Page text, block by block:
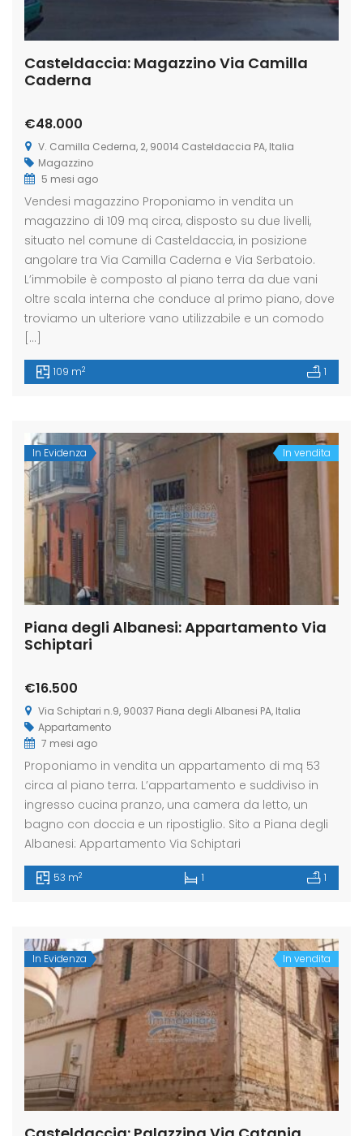
Casteldaccia: Magazzino Via Camilla
Caderna
€48.000
V. Camilla Cederna, 2, 90014 Casteldaccia PA, Italia
Magazzino
5 mesi ago
Vendesi magazzino Proponiamo in vendita un
magazzino di 109 mq circa, disposto su due livelli,
situato nel comune di Casteldaccia, in posizione
angolare tra Via Camilla Caderna e Via Serbatoio.
L’immobile è composto al piano terra da due vani
oltre scala interna che conduce al primo piano, dove
troviamo un ulteriore vano utilizzabile e un comodo
[…]
109 m2 1
In Evidenza In vendita
Piana degli Albanesi: Appartamento Via
Schiptari
€16.500
Via Schiptari n.9, 90037 Piana degli Albanesi PA, Italia
Appartamento
7 mesi ago
Proponiamo in vendita un appartamento di mq 53
circa al piano terra. L’appartamento e suddiviso in
ingresso cucina pranzo, una camera da letto, un
bagno con doccia e un ripostiglio. Sito a Piana degli
Albanesi: Appartamento Via Schiptari
53 m2 1 1
In Evidenza In vendita